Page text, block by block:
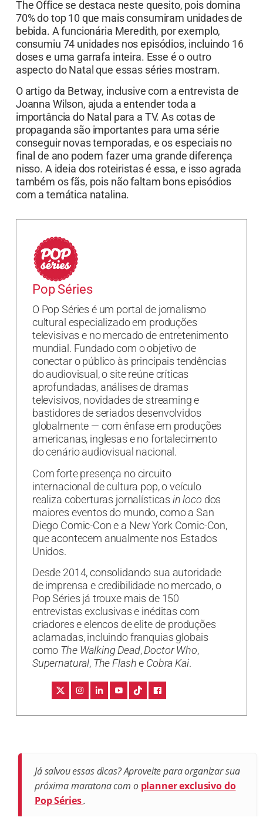
The Office se destaca neste quesito, pois domina
70% do top 10 que mais consumiram unidades de
bebida. A funcionária Meredith, por exemplo,
consumiu 74 unidades nos episódios, incluindo 16
doses e uma garrafa inteira. Esse é o outro
aspecto do Natal que essas séries mostram.
O artigo da Betway, inclusive com a entrevista de
Joanna Wilson, ajuda a entender toda a
importância do Natal para a TV. As cotas de
propaganda são importantes para uma série
conseguir novas temporadas, e os especiais no
final de ano podem fazer uma grande diferença
nisso. A ideia dos roteiristas é essa, e isso agrada
também os fãs, pois não faltam bons episódios
com a temática natalina.
Pop Séries
O Pop Séries é um portal de jornalismo
cultural especializado em produções
televisivas e no mercado de entretenimento
mundial. Fundado com o objetivo de
conectar o público às principais tendências
do audiovisual, o site reúne críticas
aprofundadas, análises de dramas
televisivos, novidades de streaming e
bastidores de seriados desenvolvidos
globalmente — com ênfase em produções
americanas, inglesas e no fortalecimento
do cenário audiovisual nacional.
Com forte presença no circuito
internacional de cultura pop, o veículo
realiza coberturas jornalísticas in loco dos
maiores eventos do mundo, como a San
Diego Comic-Con e a New York Comic-Con,
que acontecem anualmente nos Estados
Unidos.
Desde 2014, consolidando sua autoridade
de imprensa e credibilidade no mercado, o
Pop Séries já trouxe mais de 150
entrevistas exclusivas e inéditas com
criadores e elencos de elite de produções
aclamadas, incluindo franquias globais
como The Walking Dead,Doctor Who,
Supernatural, The Flashe Cobra Kai.
Já salvou essas dicas? Aproveite para organizar sua
próxima maratona com o planner exclusivo do
Pop Séries.